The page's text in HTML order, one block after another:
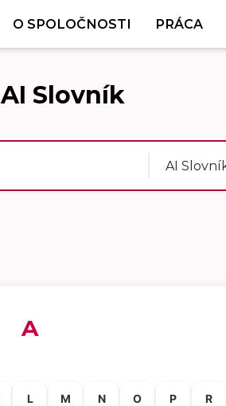
O SPOLOČNOSTI PRÁCA
AI Slovník
AI
A
L M N O P R